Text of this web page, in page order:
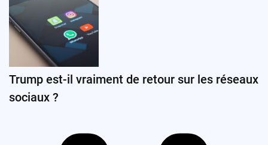
Trump est-il vraiment de retour sur les réseaux
sociaux ?